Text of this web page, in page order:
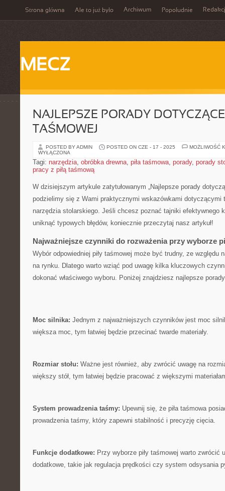
Strona główna Ale to już było Archiwum Popołudnie
MECZ
NAJLEPSZE PORADY
TAŚMOWEJ
POSTED BY ADMIN POSTED ON CZE - 17 - 2025
MOŻLIWOŚĆ
WYŁĄCZONA
Tagi: narzędzia, obróbka drewna, piła taśmowa, porady, porady
pracy z piłą taśmową
W dzisiejszym artykule ‌zatytułowanym „Najlepsze ⁣porady
podzielimy się z ‍Wami praktycznymi⁤ wskazówkami‌ dotyczącymi
narzędzia stolarskiego. Jeśli chcesz poznać tajniki efektywnego
uniknąć typowych błędów,⁣ koniecznie przeczytaj⁣ nasz artykuł!
Najważniejsze czynniki do rozważenia‍ przy‍ wyborze
Wybór ‌odpowiedniej piły taśmowej​ może ‍być trudny, ⁢ze względu
na rynku. Dlatego warto wziąć⁤ pod uwagę kilka kluczowych
dokonać właściwego wyboru. Poniżej znajdziesz najlepsze
Moc silnika: Jednym⁤ z ‍najważniejszych czynników jest moc
większa moc, tym​ łatwiej będzie przecinać twarde materiały.
Rozmiar stołu: Ważne jest również, aby zwrócić uwagę na
większy ⁢stół, tym łatwiej⁢ będzie pracować z ⁢większymi
System prowadzenia taśmy: Upewnij ​się, że piła taśmowa
prowadzenia taśmy, który zapewni stabilność i precyzję cięcia.
Funkcje dodatkowe: Przy wyborze piły taśmowej warto zwrócić
dodatkowe, takie jak regulacja prędkości czy system odsysania